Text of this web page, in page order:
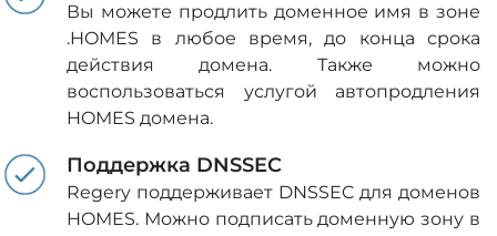
Вы можете продлить доменное имя в зоне
.HOMES в любое время, до конца срока
действия домена. Также можно
воспользоваться услугой автопродления
HOMES домена.
Поддержка DNSSEC
Regery поддерживает DNSSEC для доменов
HOMES. Можно подписать доменную зону в